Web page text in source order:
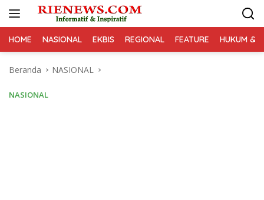
HOME NASIONAL EKBIS REGIONAL FEATURE HUKUM &
Beranda NASIONAL
NASIONAL